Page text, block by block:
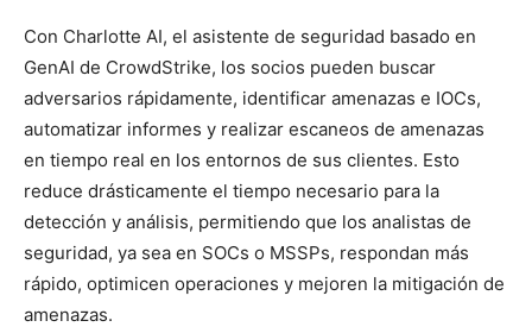
Con Charlotte AI, el asistente de seguridad basado en
GenAI de CrowdStrike, los socios pueden buscar
adversarios rápidamente, identificar amenazas e IOCs,
automatizar informes y realizar escaneos de amenazas
en tiempo real en los entornos de sus clientes. Esto
reduce drásticamente el tiempo necesario para la
detección y análisis, permitiendo que los analistas de
seguridad, ya sea en SOCs o MSSPs, respondan más
rápido, optimicen operaciones y mejoren la mitigación de
amenazas.